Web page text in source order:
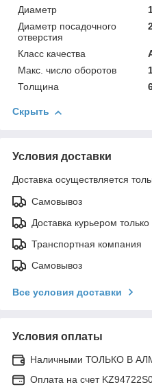
Диаметр
Диаметр посадочного
отверстия
Класс качества
Макс. число оборотов
Толщина
Скрыть
Условия доставки
Доставка осуществляется
Самовывоз
Доставка курьером
Транспортная компания
Самовывоз
Все условия доставки
Условия оплаты
Наличными ТОЛЬКО В
Оплата на счет